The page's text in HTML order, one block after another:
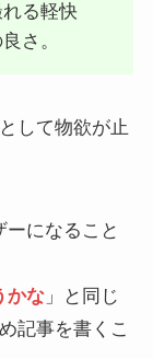
る軽快
さ。
して物欲が止
になること
かな」と同じ
記事を書くこ